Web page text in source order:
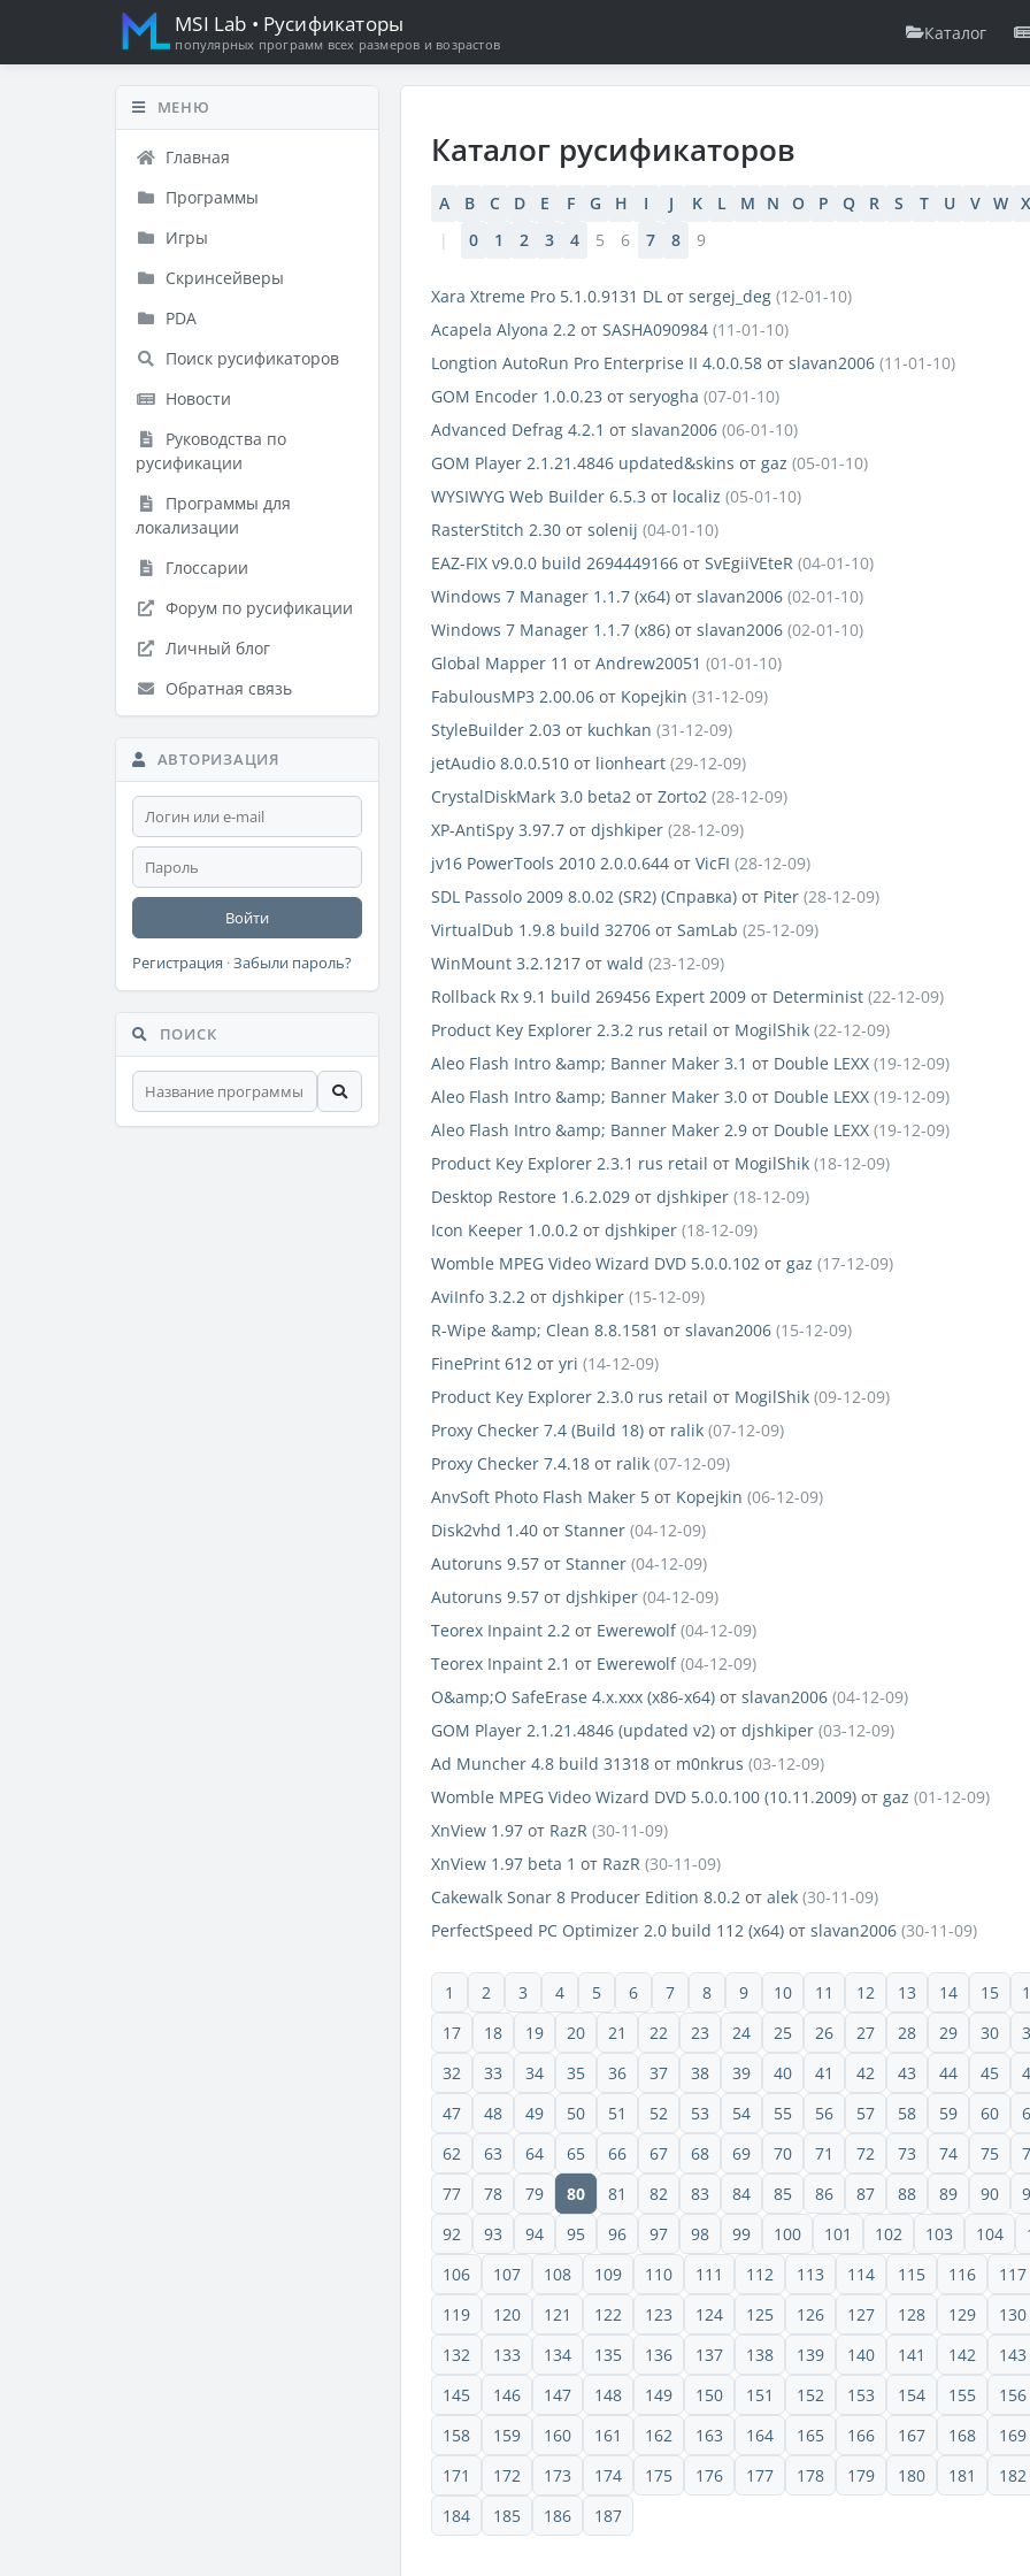
MSI Lab • Русификаторы
популярных программ всех размеров и возрастов
Каталог
МЕНЮ
Главная
Программы
Игры
Скринсейверы
PDA
Поиск русификаторов
Новости
Руководства по
русификации
Программы для
локализации
Глоссарии
Форум по русификации
Личный блог
Обратная связь
АВТОРИЗАЦИЯ
Войти
Регистрация ·Забыли пароль?
ПОИСК
Каталог русификаторов
A B C D E F G H I J K L M N O P Q R S T U V W X
|
0 1 2 3 4 5 6 7 8 9
Xara Xtreme Pro 5.1.0.9131 DL от sergej_deg (12-01-10)
Acapela Alyona 2.2 от SASHA090984 (11-01-10)
Longtion AutoRun Pro Enterprise II 4.0.0.58 от slavan2006 (11-01-10)
GOM Encoder 1.0.0.23 от seryogha (07-01-10)
Advanced Defrag 4.2.1 от slavan2006 (06-01-10)
GOM Player 2.1.21.4846 updated&skins от gaz (05-01-10)
WYSIWYG Web Builder 6.5.3 от localiz (05-01-10)
RasterStitch 2.30 от solenij (04-01-10)
EAZ-FIX v9.0.0 build 2694449166 от SvEgiiVEteR (04-01-10)
Windows 7 Manager 1.1.7 (x64) от slavan2006 (02-01-10)
Windows 7 Manager 1.1.7 (x86) от slavan2006 (02-01-10)
Global Mapper 11 от Andrew20051 (01-01-10)
FabulousMP3 2.00.06 от Kopejkin (31-12-09)
StyleBuilder 2.03 от kuchkan (31-12-09)
jetAudio 8.0.0.510 от lionheart (29-12-09)
CrystalDiskMark 3.0 beta2 от Zorto2 (28-12-09)
XP-AntiSpy 3.97.7 от djshkiper (28-12-09)
jv16 PowerTools 2010 2.0.0.644 от VicFI (28-12-09)
SDL Passolo 2009 8.0.02 (SR2) (Справка) от Piter (28-12-09)
VirtualDub 1.9.8 build 32706 от SamLab (25-12-09)
WinMount 3.2.1217 от wald (23-12-09)
Rollback Rx 9.1 build 269456 Expert 2009 от Determinist (22-12-09)
Product Key Explorer 2.3.2 rus retail от MogilShik (22-12-09)
Aleo Flash Intro &amp; Banner Maker 3.1 от Double LEXX (19-12-09)
Aleo Flash Intro &amp; Banner Maker 3.0 от Double LEXX (19-12-09)
Aleo Flash Intro &amp; Banner Maker 2.9 от Double LEXX (19-12-09)
Product Key Explorer 2.3.1 rus retail от MogilShik (18-12-09)
Desktop Restore 1.6.2.029 от djshkiper (18-12-09)
Icon Keeper 1.0.0.2 от djshkiper (18-12-09)
Womble MPEG Video Wizard DVD 5.0.0.102 от gaz (17-12-09)
AviInfo 3.2.2 от djshkiper (15-12-09)
R-Wipe &amp; Clean 8.8.1581 от slavan2006 (15-12-09)
FinePrint 612 от yri (14-12-09)
Product Key Explorer 2.3.0 rus retail от MogilShik (09-12-09)
Proxy Checker 7.4 (Build 18) от ralik (07-12-09)
Proxy Checker 7.4.18 от ralik (07-12-09)
AnvSoft Photo Flash Maker 5 от Kopejkin (06-12-09)
Disk2vhd 1.40 от Stanner (04-12-09)
Autoruns 9.57 от Stanner (04-12-09)
Autoruns 9.57 от djshkiper (04-12-09)
Teorex Inpaint 2.2 от Ewerewolf (04-12-09)
Teorex Inpaint 2.1 от Ewerewolf (04-12-09)
O&amp;O SafeErase 4.x.xxx (x86-x64) от slavan2006 (04-12-09)
GOM Player 2.1.21.4846 (updated v2) от djshkiper (03-12-09)
Ad Muncher 4.8 build 31318 от m0nkrus (03-12-09)
Womble MPEG Video Wizard DVD 5.0.0.100 (10.11.2009) от gaz (01-12-09)
XnView 1.97 от RazR (30-11-09)
XnView 1.97 beta 1 от RazR (30-11-09)
Cakewalk Sonar 8 Producer Edition 8.0.2 от alek (30-11-09)
PerfectSpeed PC Optimizer 2.0 build 112 (x64) от slavan2006 (30-11-09)
1 2 3 4 5 6 7 8 9 10 11 12 13 14 15
17
18 19 20 21 22 23 24 25 26 27 28 29 30
32
33 34 35 36 37 38 39 40 41 42 43 44 45
47
48 49 50 51 52 53 54 55 56 57 58 59 60
62
63 64 65 66 67 68 69 70 71 72 73 74 75
77
78 79 80 81 82 83 84 85 86 87 88 89 90
92
93 94 95 96 97 98 99 100 101 102 103 104
106
107 108 109 110 111 112 113 114 115 116 117
119
120 121 122 123 124 125 126 127 128 129 130
132
133 134 135 136 137 138 139 140 141 142 143
145
146 147 148 149 150 151 152 153 154 155 156
158
159 160 161 162 163 164 165 166 167 168 169
171
172 173 174 175 176 177 178 179 180 181 182
184
185 186 187